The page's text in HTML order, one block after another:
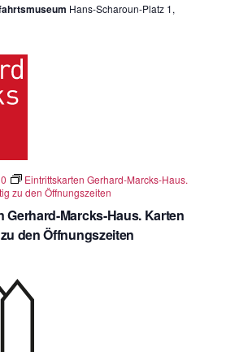
Hans-Scharoun-Platz 1,
Gerhard-Marcks-Haus. Karten
den Öffnungszeiten
Eintrittskarten Gerhard-Marcks-Haus.
zu den Öffnungszeiten